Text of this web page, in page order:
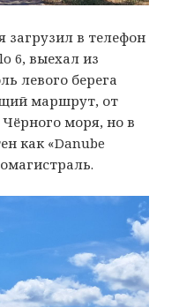
загрузил в телефон
6, выехал из
левого берега
маршрут, от
моря, но в
как «Danube